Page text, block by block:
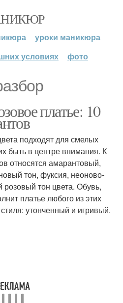
уроки маникюра
условиях
фото
платье: 10
подходят для смелых
быть в центре внимания. К
относятся амарантовый,
тон, фуксия, неоново-
розовый тон цвета. Обувь,
платье любого из этих
утонченный и игривый.